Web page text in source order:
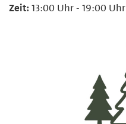
Zeit: 13:00 Uhr - 19:00 Uhr